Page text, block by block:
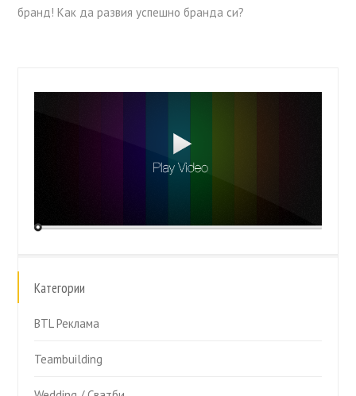
бранд! Как да развия успешно бранда си?
Категории
BTL Реклама
Teambuilding